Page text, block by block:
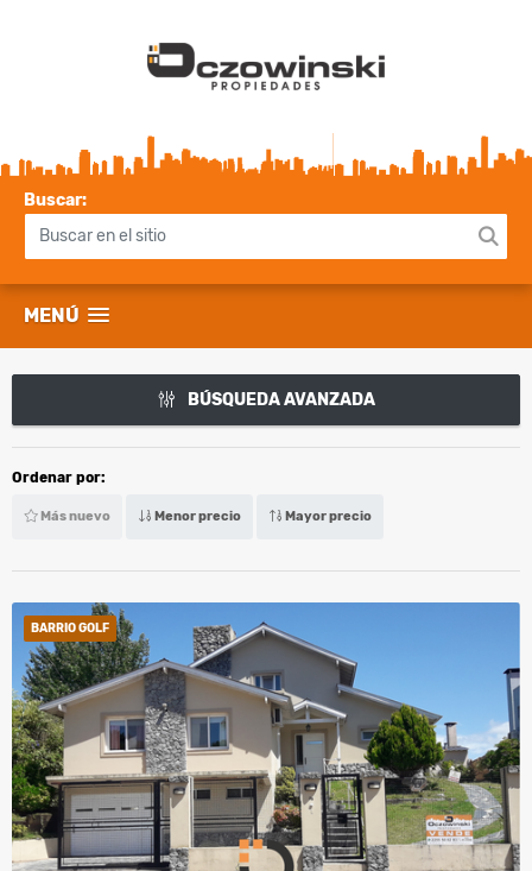
Buscar:
MENÚ
BÚSQUEDA AVANZADA
Ordenar por:
Más nuevo Menor precio Mayor precio
BARRIO GOLF